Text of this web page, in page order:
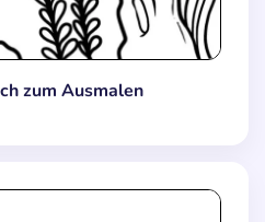
zum Ausmalen